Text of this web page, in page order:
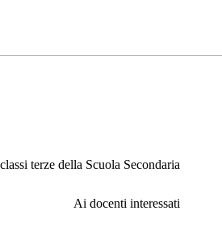
terze della Scuola Secondaria
Ai docenti interessati